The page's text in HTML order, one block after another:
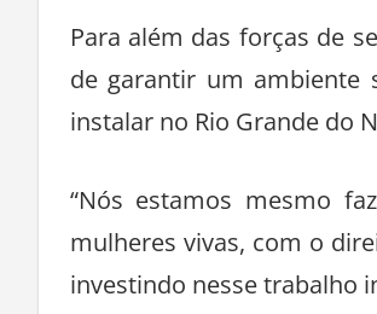
Para além das forças de
de garantir um ambiente
instalar no Rio Grande do
“Nós estamos mesmo
mulheres vivas, com o
investindo nesse trabalho